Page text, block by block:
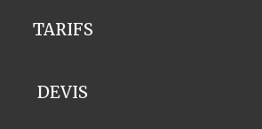
TARIFS
DEVIS